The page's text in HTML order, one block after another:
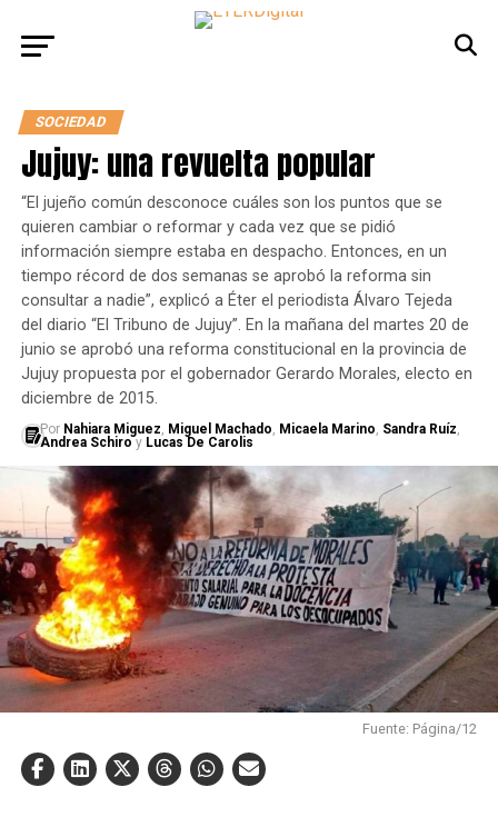
SOCIEDAD
Jujuy: una revuelta popular
“El jujeño común desconoce cuáles son los puntos que se
quieren cambiar o reformar y cada vez que se pidió
información siempre estaba en despacho. Entonces, en un
tiempo récord de dos semanas se aprobó la reforma sin
consultar a nadie”, explicó a Éter el periodista Álvaro Tejeda
del diario “El Tribuno de Jujuy”. En la mañana del martes 20 de
junio se aprobó una reforma constitucional en la provincia de
Jujuy propuesta por el gobernador Gerardo Morales, electo en
diciembre de 2015.
Por Nahiara Miguez, Miguel Machado, Micaela Marino, Sandra Ruíz,
Andrea Schiro y Lucas De Carolis
Fuente: Página/12